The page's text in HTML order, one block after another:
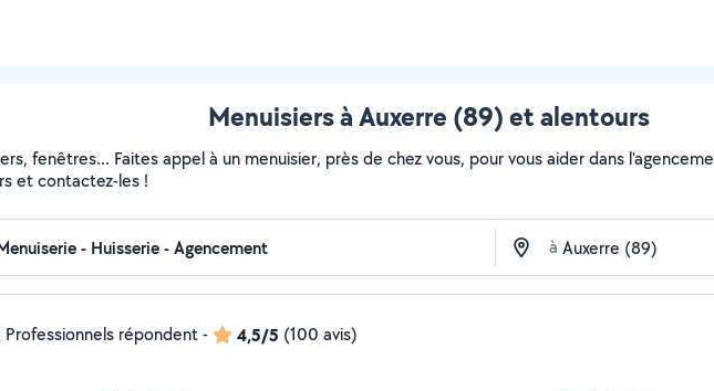
Menuisiers à Auxerre (89) et alentours
fenêtres... Faites appel à un menuisier, près de chez vous, pour vous aider dans
et contactez-les !
à
répondent- 4,5/5 (100 avis)